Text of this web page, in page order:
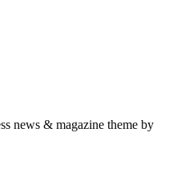
news & magazine theme by